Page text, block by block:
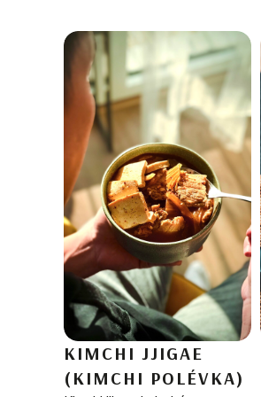
KIMCHI JJIGAE
(KIMCHI POLÉVKA)